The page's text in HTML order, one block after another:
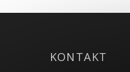
KONTAKT